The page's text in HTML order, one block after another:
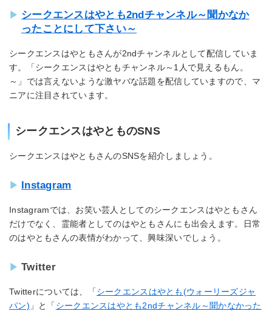
シークエンスはやとも2ndチャンネル～聞かなか
ったことにして下さい～
シークエンスはやともさんが2ndチャンネルとして配信していま
す。「シークエンスはやともチャンネル～1人で見えるもん。
～」では言えないような激ヤバな話題を配信していますので、マ
ニアに注目されています。
シークエンスはやとものSNS
シークエンスはやともさんのSNSを紹介しましょう。
Instagram
Instagramでは、お笑い芸人としてのシークエンスはやともさん
だけでなく、霊能者としてのはやともさんにも出会えます。日常
のはやともさんの表情がわかって、興味深いでしょう。
Twitter
Twitterについては、「シークエンスはやとも(ウォーリーズジャ
パン) 」と「 シークエンスはやとも2ndチャンネル～聞かなかった